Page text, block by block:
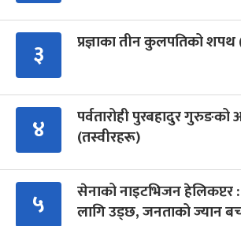
३ प्रज्ञाका तीन कुलपतिको
४
पर्वतारोही पुरबहादुर गुरुङको
(तस्वीरहरू)
५
सेनाको नाइटभिजन
लागि उड्छ, जनताको ज्यान